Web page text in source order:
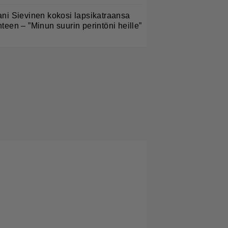
Sievinen kokosi lapsikatraansa
– ”Minun suurin perintöni heille”